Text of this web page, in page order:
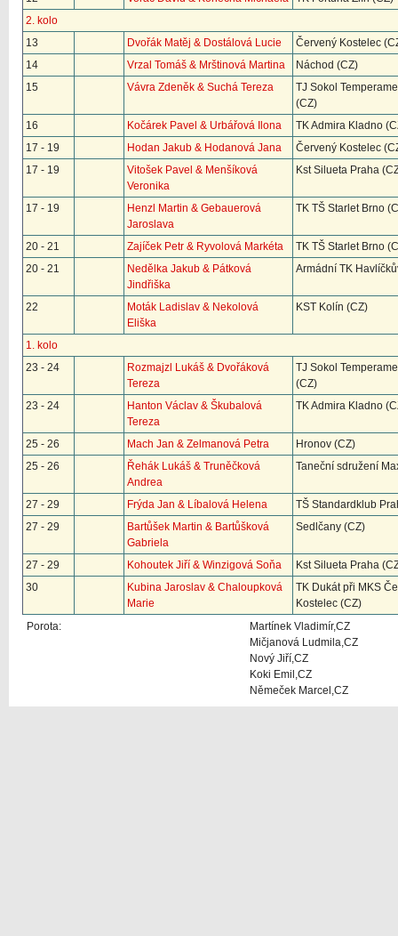
2. kolo
13
Dvořák Matěj & Dostálová Lucie
Červený Kostelec
14
Vrzal Tomáš & Mrštinová Martina
Náchod (CZ)
15
Vávra Zdeněk & Suchá Tereza
TJ Sokol
(CZ)
16
Kočárek Pavel & Urbářová Ilona
TK Admira Kladno
17 - 19
Hodan Jakub & Hodanová Jana
Červený Kostelec
17 - 19
Vitošek Pavel & Menšíková
Veronika
Kst Silueta Praha
17 - 19
Henzl Martin & Gebauerová
Jaroslava
TK TŠ Starlet Brno
20 - 21 Zajíček Petr & Ryvolová Markéta
TK TŠ Starlet Brno
20 - 21
Nedělka Jakub & Pátková
Jindřiška
Armádní TK
22
Moták Ladislav & Nekolová
Eliška
KST Kolín (CZ)
1. kolo
23 - 24
Rozmajzl Lukáš & Dvořáková
Tereza
TJ Sokol
(CZ)
23 - 24
Hanton Václav & Škubalová
Tereza
TK Admira Kladno
25 - 26 Mach Jan & Zelmanová Petra
Hronov (CZ)
25 - 26
Řehák Lukáš & Truněčková
Andrea
Taneční sdružení
27 - 29 Frýda Jan & Líbalová Helena
TŠ Standardklub
27 - 29
Bartůšek Martin & Bartůšková
Gabriela
Sedlčany (CZ)
27 - 29 Kohoutek Jiří & Winzigová Soňa
Kst Silueta Praha
30
Kubina Jaroslav & Chaloupková
Marie
TK Dukát při MKS
Kostelec (CZ)
Porota:
Martínek Vladimír,CZ
Mičjanová Ludmila,CZ
Nový Jiří,CZ
Koki Emil,CZ
Němeček Marcel,CZ